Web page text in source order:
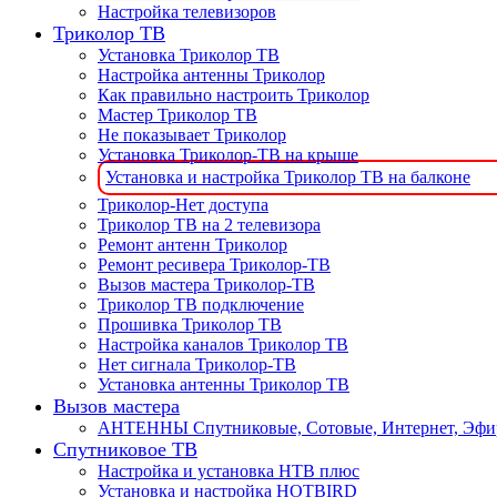
Настройка телевизоров
Триколор ТВ
Установка Триколор ТВ
Настройка антенны Триколор
Как правильно настроить Триколор
Мастер Триколор ТВ
Не показывает Триколор
Установка Триколор-ТВ на крыше
Установка и настройка Триколор ТВ на балконе
Триколор-Нет доступа
Триколор ТВ на 2 телевизора
Ремонт антенн Триколор
Ремонт ресивера Триколор-ТВ
Вызов мастера Триколор-ТВ
Триколор ТВ подключение
Прошивка Триколор ТВ
Настройка каналов Триколор ТВ
Нет сигнала Триколор-ТВ
Установка антенны Триколор ТВ
Вызов мастера
АНТЕННЫ Спутниковые, Сотовые, Интернет,
Спутниковое ТВ
Настройка и установка НТВ плюс
Установка и настройка HOTBIRD